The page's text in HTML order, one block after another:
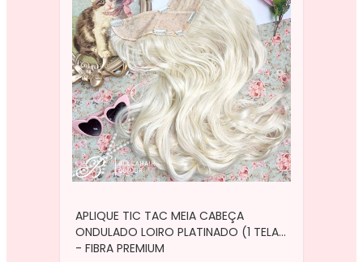
APLIQUE TIC TAC MEIA CABEÇA
ONDULADO LOIRO PLATINADO (1 TELA)
- FIBRA PREMIUM